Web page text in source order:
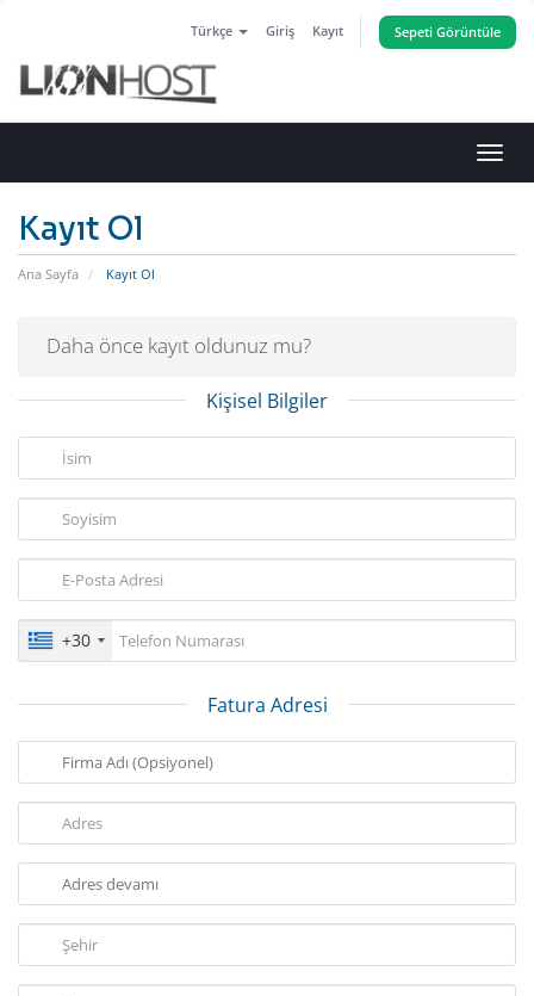
Türkçe Giriş Kayıt Sepeti Görüntüle
Kayıt Ol
Ana Sayfa Kayıt Ol
Daha önce kayıt oldunuz mu?
Kişisel Bilgiler
+30
Fatura Adresi